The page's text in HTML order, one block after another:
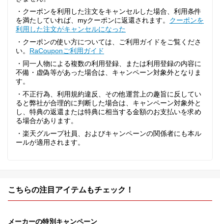
・クーポンを利用した注文をキャンセルした場合、利用条件
を満たしていれば、myクーポンに返還されます。 クーポンを
利用した注文がキャンセルになった
・クーポンの使い方については、ご利用ガイドをご覧くださ
い。 RaCouponご利用ガイド
・同一人物による複数の利用登録、または利用登録の内容に
不備・虚偽等があった場合は、キャンペーン対象外となりま
す。
・不正行為、利用規約違反、その他運営上の趣旨に反してい
ると弊社が合理的に判断した場合は、キャンペーン対象外と
し、特典の返還または特典に相当する金額のお支払いを求め
る場合があります。
・楽天グループ社員、およびキャンペーンの関係者にも本ル
ールが適用されます。
こちらの注目アイテムもチェック！
メーカーの特別キャンペーン